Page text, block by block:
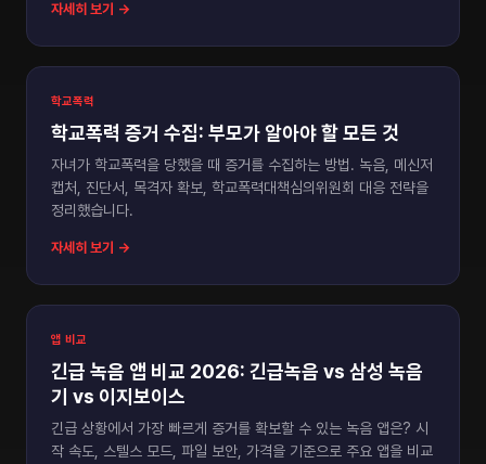
자세히 보기 →
학교폭력
학교폭력 증거 수집: 부모가 알아야 할 모든 것
자녀가 학교폭력을 당했을 때 증거를 수집하는 방법. 녹음, 메신저
캡처, 진단서, 목격자 확보, 학교폭력대책심의위원회 대응 전략을
정리했습니다.
자세히 보기 →
앱 비교
긴급 녹음 앱 비교 2026: 긴급녹음 vs 삼성 녹음
기 vs 이지보이스
긴급 상황에서 가장 빠르게 증거를 확보할 수 있는 녹음 앱은? 시
작 속도, 스텔스 모드, 파일 보안, 가격을 기준으로 주요 앱을 비교